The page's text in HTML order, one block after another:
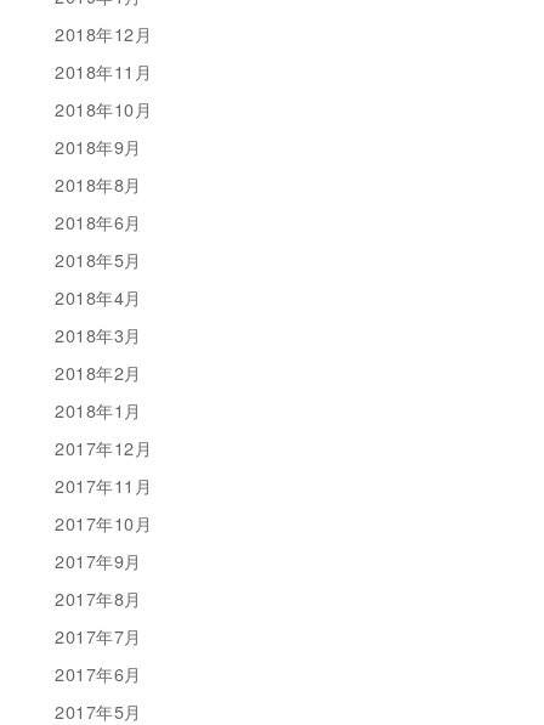
2018年12月
2018年11月
2018年10月
2018年9月
2018年8月
2018年6月
2018年5月
2018年4月
2018年3月
2018年2月
2018年1月
2017年12月
2017年11月
2017年10月
2017年9月
2017年8月
2017年7月
2017年6月
2017年5月